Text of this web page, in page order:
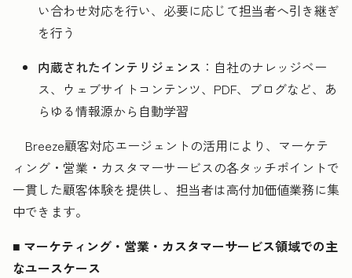
い合わせ対応を行い、必要に応じて担当者へ引き継ぎ
を行う
内蔵されたインテリジェンス ：自社のナレッジベー
ス、ウェブサイトコンテンツ、PDF、ブログなど、あ
らゆる情報源から自動学習
Breeze顧客対応エージェントの活用により、マーケテ
ィング・営業・カスタマーサービスの各タッチポイントで
一貫した顧客体験を提供し、担当者は高付加価値業務に集
中できます。
■ マーケティング・営業・カスタマーサービス領域での主
なユースケース